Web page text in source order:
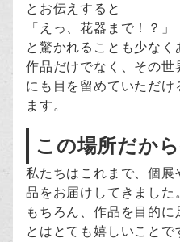
とお伝えすると
「えっ、花器まで！？」
と驚かれることも少なく
作品だけでなく、その世
にも目を留めていただ
ます。
この場所だか
私たちはこれまで、個
品をお届けしてきました
もちろん、作品を目的に
とはとても嬉しいことで